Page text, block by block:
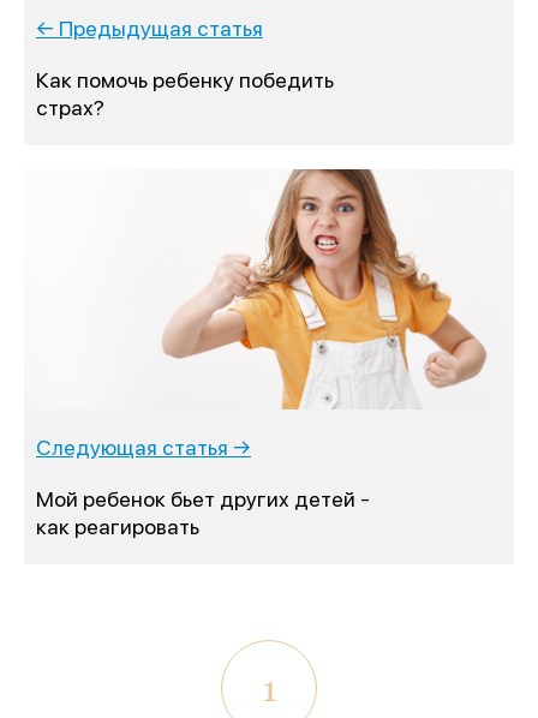
← Предыдущая статья
Как помочь ребенку победить
страх?
Следующая статья →
Мой ребенок бьет других детей -
как реагировать
1